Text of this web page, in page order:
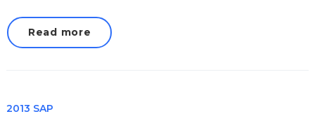
Read more
2013 SAP